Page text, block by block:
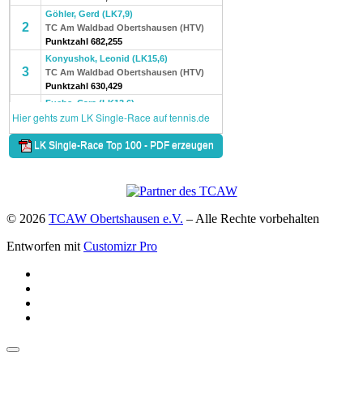
© 2026 TCAW Obertshausen e.V. – Alle Rechte vorbehalten
Entworfen mit Customizr Pro